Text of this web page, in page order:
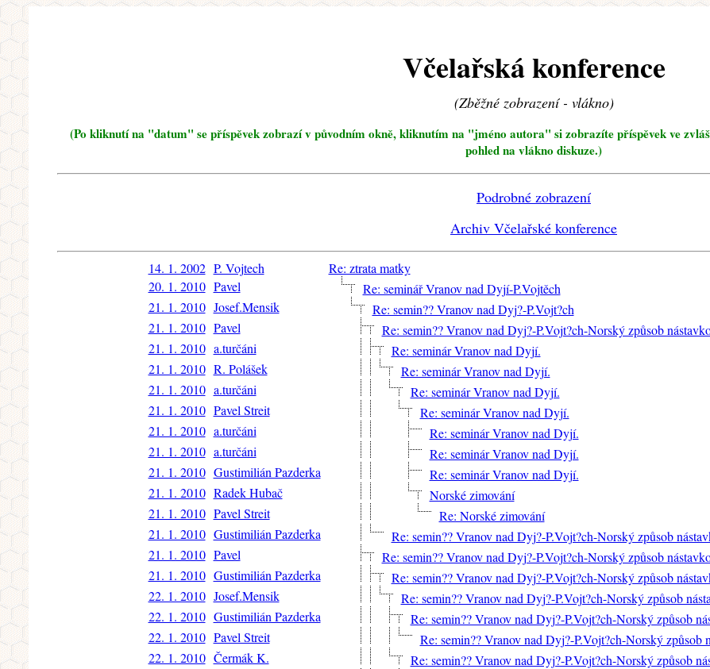
Včelařská konference
(Zběžné zobrazení - vlákno)
(Po kliknutí na "datum" se příspěvek zobrazí v původním okně, kliknutím na "jméno autora" si zobrazíte příspěvek ve
pohled na vlákno diskuze.)
Podrobné zobrazení
Archiv Včelařské konference
14. 1. 2002 P. Vojtech
Re: ztrata matky
20. 1. 2010 Pavel
Re: seminář Vranov nad Dyjí-P.Vojtěch
21. 1. 2010 Josef.Mensik
Re: semin?? Vranov nad Dyj?-P.Vojt?ch
21. 1. 2010 Pavel
Re: semin?? Vranov nad Dyj?-P.Vojt?ch-Norský způsob
21. 1. 2010 a.turčáni
Re: seminár Vranov nad Dyjí.
21. 1. 2010 R. Polášek
Re: seminár Vranov nad Dyjí.
21. 1. 2010 a.turčáni
Re: seminár Vranov nad Dyjí.
21. 1. 2010 Pavel Streit
Re: seminár Vranov nad Dyjí.
21. 1. 2010 a.turčáni
Re: seminár Vranov nad Dyjí.
21. 1. 2010 a.turčáni
Re: seminár Vranov nad Dyjí.
21. 1. 2010 Gustimilián Pazderka
Re: seminár Vranov nad Dyjí.
21. 1. 2010 Radek Hubač
Norské zimování
21. 1. 2010 Pavel Streit
Re: Norské zimování
21. 1. 2010 Gustimilián Pazderka
Re: semin?? Vranov nad Dyj?-P.Vojt?ch-Norský způsob
21. 1. 2010 Pavel
Re: semin?? Vranov nad Dyj?-P.Vojt?ch-Norský způsob
21. 1. 2010 Gustimilián Pazderka
Re: semin?? Vranov nad Dyj?-P.Vojt?ch-Norský způsob
22. 1. 2010 Josef.Mensik
Re: semin?? Vranov nad Dyj?-P.Vojt?ch-Norský způsob
22. 1. 2010 Gustimilián Pazderka
Re: semin?? Vranov nad Dyj?-P.Vojt?ch-Norský způsob
22. 1. 2010 Pavel Streit
Re: semin?? Vranov nad Dyj?-P.Vojt?ch-Norský způsob
22. 1. 2010 Čermák K.
Re: semin?? Vranov nad Dyj?-P.Vojt?ch-Norský způsob